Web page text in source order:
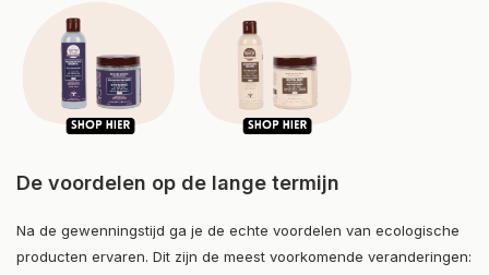
De voordelen op de lange termijn
Na de gewenningstijd ga je de echte voordelen van ecologische
producten ervaren. Dit zijn de meest voorkomende veranderingen: